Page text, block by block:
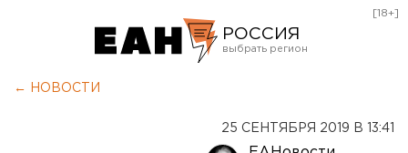
РОССИЯ
[18+]
← НОВОСТИ
25 СЕНТЯБРЯ 2019 В 13:41